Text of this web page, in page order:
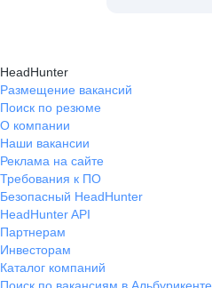
HeadHunter
Размещение вакансий
Поиск по резюме
О компании
Наши вакансии
Реклама на сайте
Требования к ПО
Безопасный HeadHunter
HeadHunter API
Партнерам
Инвесторам
Каталог компаний